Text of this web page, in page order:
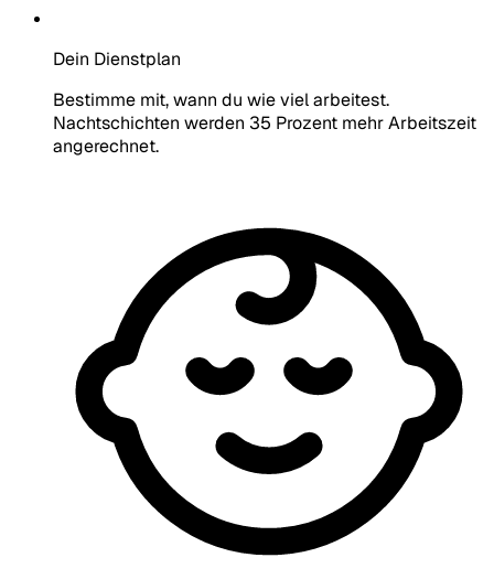
Dein Dienstplan
Bestimme mit, wann du wie viel arbeitest.
Nachtschichten werden 35 Prozent mehr Arbeitszeit
angerechnet.